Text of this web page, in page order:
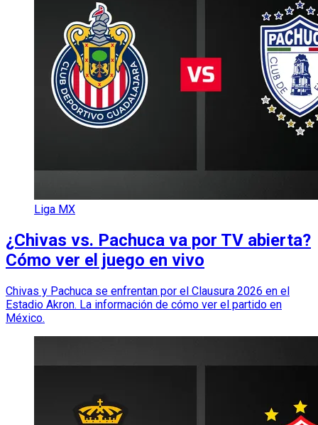
Liga MX
¿Chivas vs. Pachuca va por TV abierta?
Cómo ver el juego en vivo
Chivas y Pachuca se enfrentan por el Clausura 2026 en el
Estadio Akron. La información de cómo ver el partido en
México.